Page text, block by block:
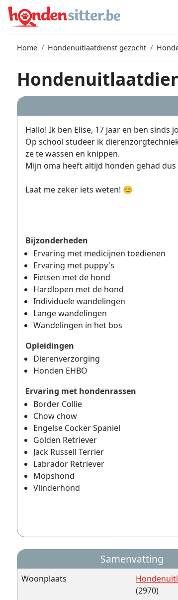
Home Hondenuitlaatdienst gezocht
Hallo! Ik ben Elise, 17 jaar en ben sinds
Op school studeer ik
ze te wassen en knippen.
Mijn oma heeft altijd honden gehad
Laat me zeker iets weten! 😊
Bijzonderheden
Ervaring met medicijnen toedienen
Ervaring met puppy's
Fietsen met de hond
Hardlopen met de hond
Individuele wandelingen
Lange wandelingen
Wandelingen in het bos
Opleidingen
Dierenverzorging
Honden EHBO
Ervaring met hondenrassen
Border Collie
Chow chow
Engelse Cocker Spaniel
Golden Retriever
Jack Russell Terrier
Labrador Retriever
Mopshond
Vlinderhond
Samenvatting
Woonplaats
(2970)